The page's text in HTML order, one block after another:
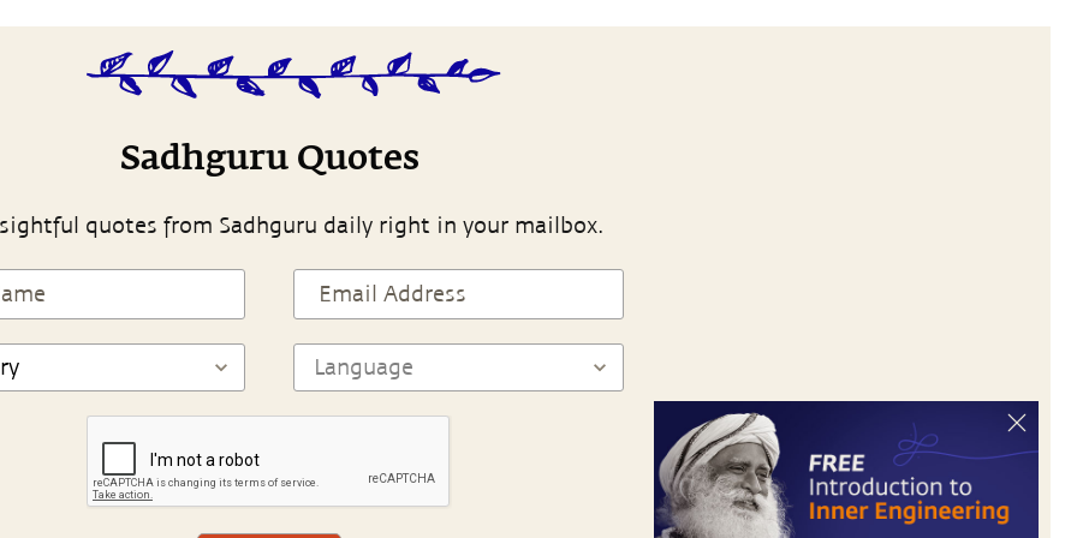
Sadhguru Quotes
quotes from Sadhguru daily right in your mailbox.